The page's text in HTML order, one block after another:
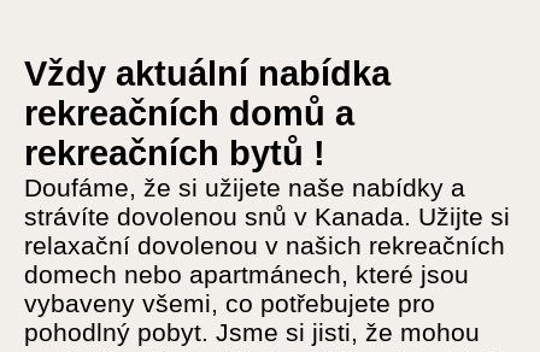
Vždy aktuální nabídka
rekreačních domů a
rekreačních bytů !
Doufáme, že si užijete naše nabídky a
strávíte dovolenou snů v Kanada. Užijte si
relaxační dovolenou v našich rekreačních
domech nebo apartmánech, které jsou
vybaveny všemi, co potřebujete pro
pohodlný pobyt. Jsme si jisti, že mohou